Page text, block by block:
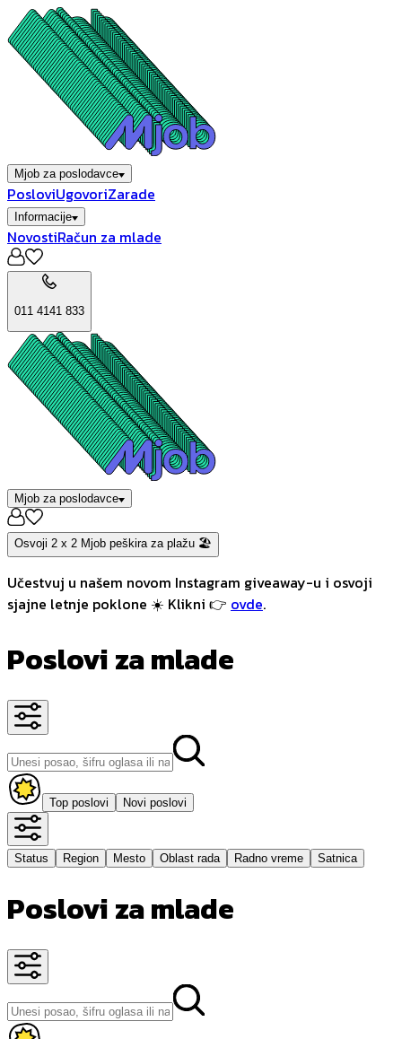
Mjob za poslodavce
PosloviUgovoriZarade
Informacije
NovostiRačun za mlade
011 4141 833
Mjob za poslodavce
Osvoji 2 x 2 Mjob peškira za plažu 🏖️
Učestvuj u našem novom Instagram giveaway-u i osvoji
sjajne letnje poklone ☀️ Klikni 👉 ovde.
Poslovi za mlade
Top poslovi Novi poslovi
Status Region Mesto Oblast rada Radno vreme Satnica
Poslovi za mlade